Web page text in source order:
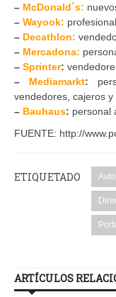
– McDonald´s:
– Wayook:
– Decathlon:
– Mercadona:
– Sprinter:
– Mediamarkt:
vendedores, cajeros y
– Bauhaus: personal
FUENTE: http://
ETIQUETADO
ARTÍCULOS